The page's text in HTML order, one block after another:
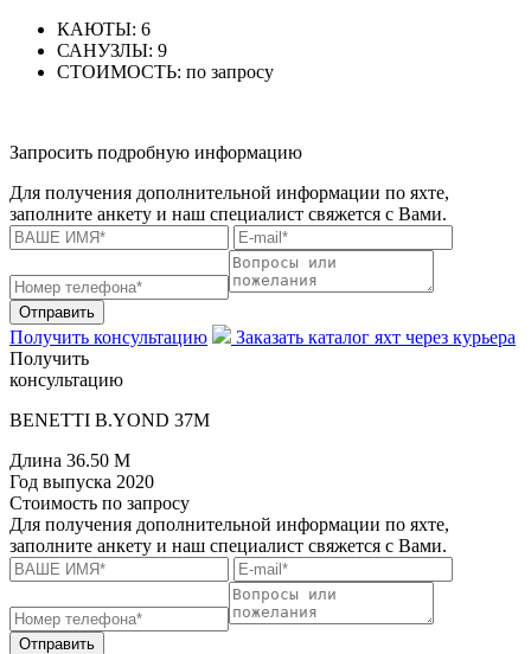
КАЮТЫ: 6
САНУЗЛЫ: 9
СТОИМОСТЬ: по запросу
Запросить подробную информацию
Для получения дополнительной информации по яхте,
заполните анкету и наш специалист свяжется с Вами.
Отправить
Получить консультацию
Заказать каталог яхт через курьера
Получить
консультацию
BENETTI B.YOND 37M
Длина 36.50 M
Год выпуска 2020
Стоимость по запросу
Для получения дополнительной информации по яхте,
заполните анкету и наш специалист свяжется с Вами.
Отправить